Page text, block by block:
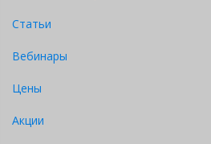
Статьи
Вебинары
Цены
Акции